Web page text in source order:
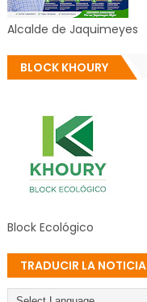
Alcalde de Jaquimeyes
BLOCK KHOURY
Block Ecológico
TRADUCIR LA NOTICIA